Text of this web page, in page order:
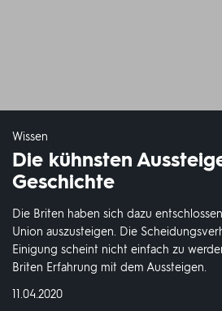
Wissen
Die kühnsten
Geschichte
Die Briten haben sich dazu
Union auszusteigen. Die
Einigung scheint nicht einfach zu
Briten Erfahrung mit dem Aussteigen.
DATUM:
11.04.2020